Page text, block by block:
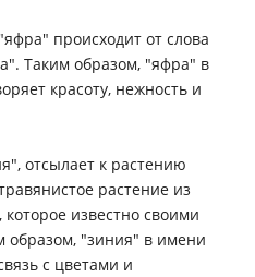
происходит от слова
Таким образом, "яфра" в
красоту, нежность и
отсылает к растению
растение из
известно своими
образом, "зиния" в имени
с цветами и